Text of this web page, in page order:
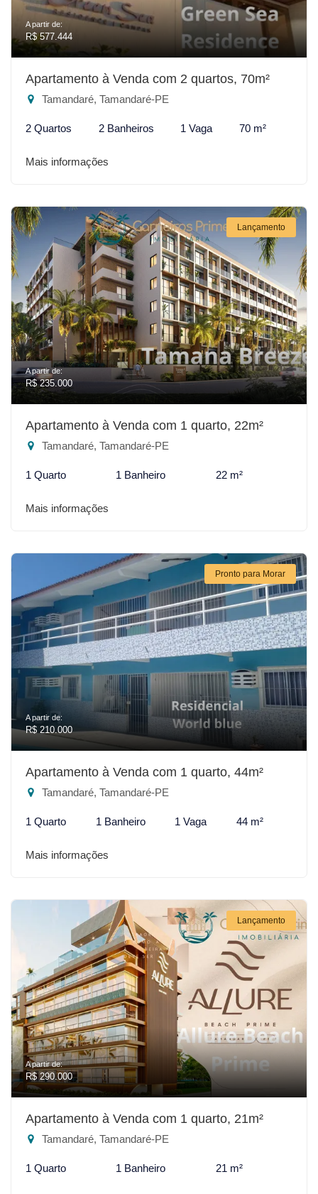
A partir de:
R$ 577.444
Apartamento à Venda com 2 quartos, 70m²
Tamandaré, Tamandaré-PE
2 Quartos 2 Banheiros 1 Vaga 70 m²
Mais informações
Lançamento
A partir de:
R$ 235.000
Apartamento à Venda com 1 quarto, 22m²
Tamandaré, Tamandaré-PE
1 Quarto 1 Banheiro 22 m²
Mais informações
Pronto para Morar
A partir de:
R$ 210.000
Apartamento à Venda com 1 quarto, 44m²
Tamandaré, Tamandaré-PE
1 Quarto 1 Banheiro 1 Vaga 44 m²
Mais informações
Lançamento
A partir de:
R$ 290.000
Apartamento à Venda com 1 quarto, 21m²
Tamandaré, Tamandaré-PE
1 Quarto 1 Banheiro 21 m²